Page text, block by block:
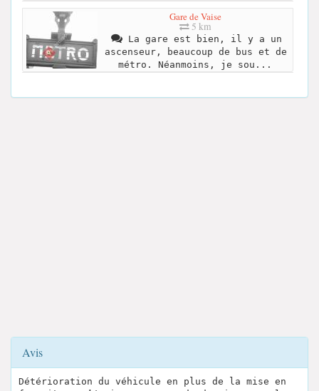
Gare de Vaise
5 km
La gare est bien, il y a un
ascenseur, beaucoup de bus et de
métro. Néanmoins, je sou...
Avis
Détérioration du véhicule en plus de la mise en